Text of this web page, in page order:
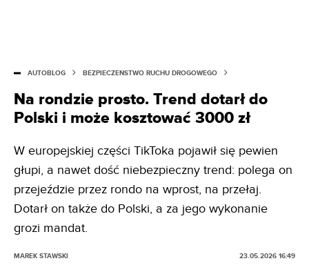
AUTOBLOG BEZPIECZEŃSTWO RUCHU DROGOWEGO
Na rondzie prosto. Trend dotarł do
Polski i może kosztować 3000 zł
W europejskiej części TikToka pojawił się pewien
głupi, a nawet dość niebezpieczny trend: polega on
przejeździe przez rondo na wprost, na przełaj.
Dotarł on także do Polski, a za jego wykonanie
grozi mandat.
MAREK STAWSKI 23.05.2026 16:49